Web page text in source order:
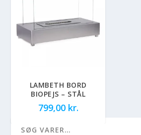
LAMBETH BORD
BIOPEJS – STÅL
799,00 kr.